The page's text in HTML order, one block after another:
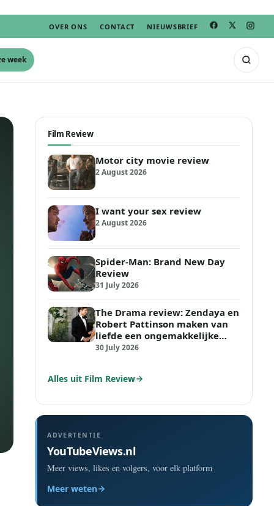
OVER ONS CONTACT NIEUWSBRIEF
week
Film Review
Motor city movie review
2 August 2026
I want your sex review
2 August 2026
Spider-Man: Brand New Day
Review
31 July 2026
The Drama review: Zendaya en
Robert Pattinson maken van
liefde een ongemakkelijke
tijdbom
30 July 2026
Alles uit Film Review
ADVERTENTIE
YouTubeViews.nl
Meer views, likes en volgers, voor elk platform
Meer weten